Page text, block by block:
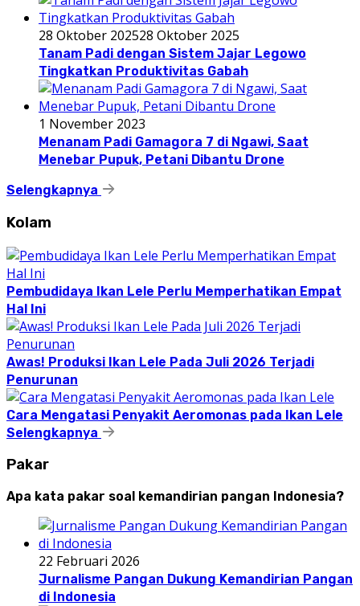
28 Oktober 202528 Oktober 2025
Tanam Padi dengan Sistem Jajar Legowo
Tingkatkan Produktivitas Gabah
1 November 2023
Menanam Padi Gamagora 7 di Ngawi, Saat
Menebar Pupuk, Petani Dibantu Drone
Selengkapnya
Kolam
Pembudidaya Ikan Lele Perlu Memperhatikan Empat
Hal Ini
Awas! Produksi Ikan Lele Pada Juli 2026 Terjadi
Penurunan
Cara Mengatasi Penyakit Aeromonas pada Ikan Lele
Selengkapnya
Pakar
Apa kata pakar soal kemandirian pangan Indonesia?
22 Februari 2026
Jurnalisme Pangan Dukung Kemandirian Pangan
di Indonesia